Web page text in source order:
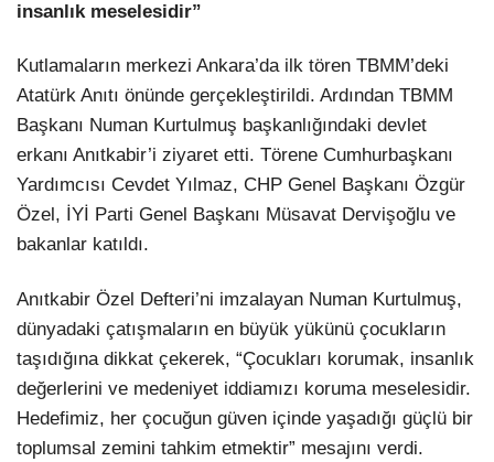
insanlık meselesidir”
Kutlamaların merkezi Ankara’da ilk tören TBMM’deki
Atatürk Anıtı önünde gerçekleştirildi. Ardından TBMM
Başkanı Numan Kurtulmuş başkanlığındaki devlet
erkanı Anıtkabir’i ziyaret etti. Törene Cumhurbaşkanı
Yardımcısı Cevdet Yılmaz, CHP Genel Başkanı Özgür
Özel, İYİ Parti Genel Başkanı Müsavat Dervişoğlu ve
bakanlar katıldı.
Anıtkabir Özel Defteri’ni imzalayan Numan Kurtulmuş,
dünyadaki çatışmaların en büyük yükünü çocukların
taşıdığına dikkat çekerek, “Çocukları korumak, insanlık
değerlerini ve medeniyet iddiamızı koruma meselesidir.
Hedefimiz, her çocuğun güven içinde yaşadığı güçlü bir
toplumsal zemini tahkim etmektir” mesajını verdi.